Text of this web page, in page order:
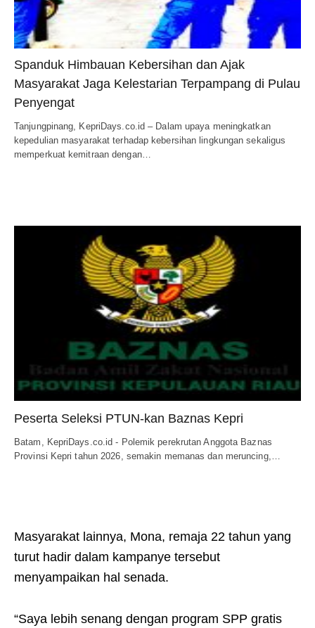
Spanduk Himbauan Kebersihan dan Ajak
Masyarakat Jaga Kelestarian Terpampang di Pulau
Penyengat
Tanjungpinang, KepriDays.co.id – Dalam upaya meningkatkan
kepedulian masyarakat terhadap kebersihan lingkungan sekaligus
memperkuat kemitraan dengan…
Peserta Seleksi PTUN-kan Baznas Kepri
Batam, KepriDays.co.id - Polemik perekrutan Anggota Baznas
Provinsi Kepri tahun 2026, semakin memanas dan meruncing,…
Masyarakat lainnya, Mona, remaja 22 tahun yang
turut hadir dalam kampanye tersebut
menyampaikan hal senada.
“Saya lebih senang dengan program SPP gratis